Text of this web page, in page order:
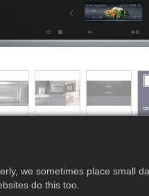
we sometimes place small
do this too.